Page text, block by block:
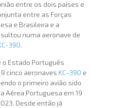
entre os dois países e
entre as Forças
e Brasileira e a
numa aeronave de
390.
o Estado Português
cinco aeronaves KC-390 e
o primeiro avião sido
Aérea Portuguesa em 19
Desde então já